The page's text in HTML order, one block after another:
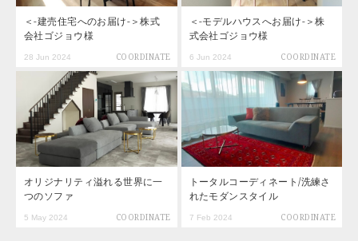
＜-建売住宅へのお届け-＞株式
会社ゴジョウ様
28 Jun 2024 COORDINATE
＜-モデルハウスへお届け-＞株
式会社ゴジョウ様
6 Jun 2024 COORDINATE
オリジナリティ溢れる世界に一
つのソファ
5 May 2024 COORDINATE
トータルコーディネート/洗練さ
れたモダンスタイル
7 Feb 2024 COORDINATE